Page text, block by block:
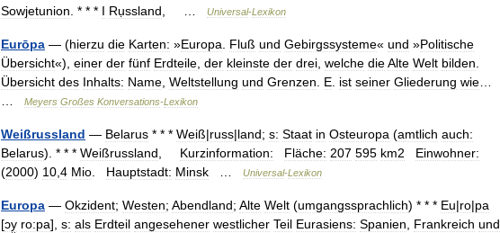
Sowjetunion . * * * I Rụssland Universal-Lexikon
Eurōpa — (hierzu die Karten: »Europa Fluß und Gebirgssysteme« und »Politische
Übersicht«), einer der fünf Erdteile der kleinste der drei welche dieAlte Welt bilden
Übersicht des Inhalts: Name Weltstellung und Grenzen E ist seiner Gliederung wie
Meyers Großes Konversations-Lexikon
Weißrussland — Belarus * * * Weiß|russ|land; s: Staat in Osteuropa (amtlich auch:
Belarus). * * * Weißrussland Kurzinformation: Fläche: 207 595 km2
Einwohner:
(2000) 10 4 Mio Hauptstadt: Minsk Universal-Lexikon
Europa — Okzident; Westen; Abendland; Alte Welt (umgangssprachlich) * * * Eu|ro|pa
[ɔy̮ ro:pa], s: als Erdteil angesehener westlicher Teil Eurasiens: Spanien Frankreich und